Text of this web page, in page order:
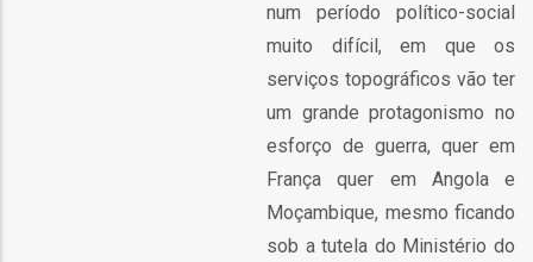
num período político-social
muito difícil, em que os
serviços topográficos vão ter
um grande protagonismo no
esforço de guerra, quer em
França quer em Angola e
Moçambique, mesmo ficando
sob a tutela do Ministério do